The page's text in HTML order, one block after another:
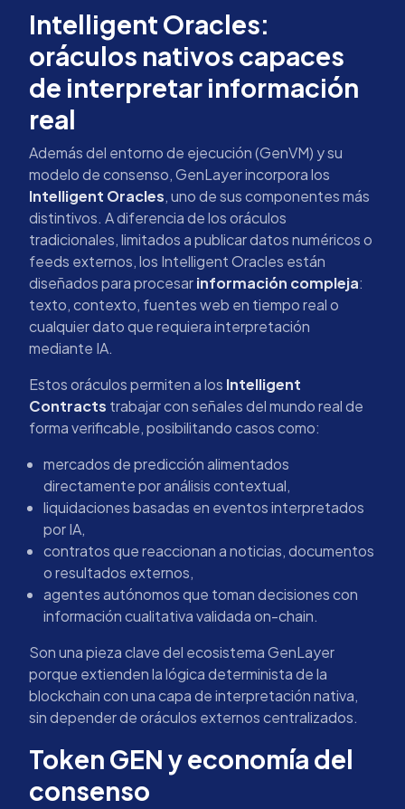
Intelligent Oracles:
oráculos nativos capaces
de interpretar información
real
Además del entorno de ejecución (GenVM) y su
modelo de consenso, GenLayer incorpora los
Intelligent Oracles, uno de sus componentes más
distintivos. A diferencia de los oráculos
tradicionales, limitados a publicar datos numéricos o
feeds externos, los Intelligent Oracles están
diseñados para procesarinformación compleja:
texto, contexto, fuentes web en tiempo real o
cualquier dato que requiera interpretación
mediante IA.
Estos oráculos permiten a los Intelligent
Contracts trabajar con señales del mundo real de
forma verificable, posibilitando casos como:
mercados de predicción alimentados
directamente por análisis contextual,
liquidaciones basadas en eventos interpretados
por IA,
contratos que reaccionan a noticias, documentos
o resultados externos,
agentes autónomos que toman decisiones con
información cualitativa validada on-chain.
Son una pieza clave del ecosistema GenLayer
porque extienden la lógica determinista de la
blockchain con una capa de interpretación nativa,
sin depender de oráculos externos centralizados.
Token GEN y economía del
consenso